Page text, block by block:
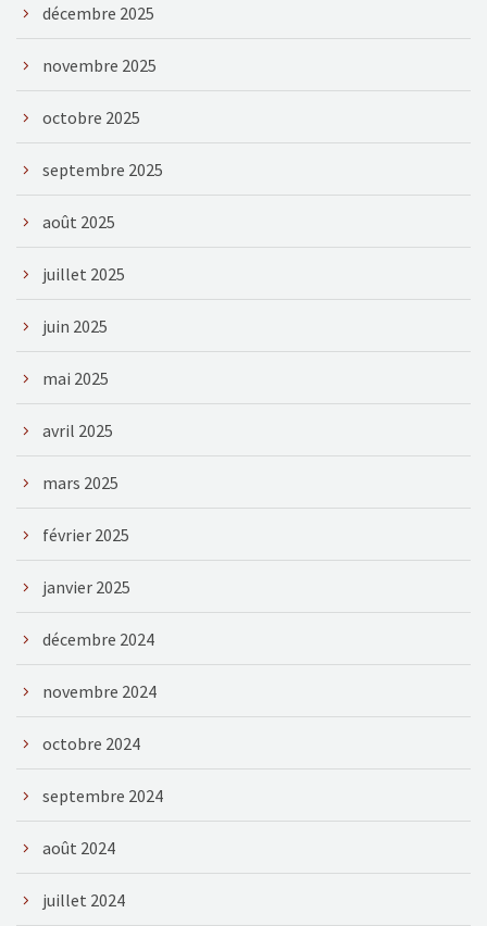
décembre 2025
novembre 2025
octobre 2025
septembre 2025
août 2025
juillet 2025
juin 2025
mai 2025
avril 2025
mars 2025
février 2025
janvier 2025
décembre 2024
novembre 2024
octobre 2024
septembre 2024
août 2024
juillet 2024